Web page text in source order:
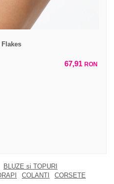
67,91 RON
BLUZE si TOPURI
COLANTI
CORSETE